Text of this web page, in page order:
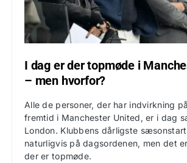
I dag er der topmøde i
– men hvorfor?
Alle de personer, der har indvirkning
fremtid i Manchester United, er i dag
London. Klubbens dårligste
naturligvis på dagsordenen, men det
der er topmøde.